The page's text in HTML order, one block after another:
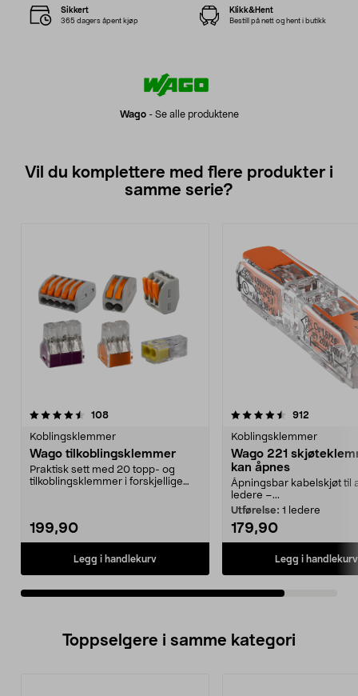
Wago- Se alle produktene
Sikkert
365 dagers åpent kjøp
Klikk&Hent
Bestill på nett og hent i butikk
Vil du komplettere med flere produkter i
samme serie?
108anmeldelser
Koblingsklemmer
Wago tilkoblingsklemmer
Praktisk sett med 20 topp- og
tilkoblingsklemmer i forskjellige
199,90
Legg i handlekurv
4.5av 5 stjerner 912
Koblingsklemmer
Wago 221
kan åpnes
Åpningsbar kabelskjøt til
ledere –...
Utførelse: 1 ledere
179,90
Legg i handlekurv
Toppselgere i samme kategori